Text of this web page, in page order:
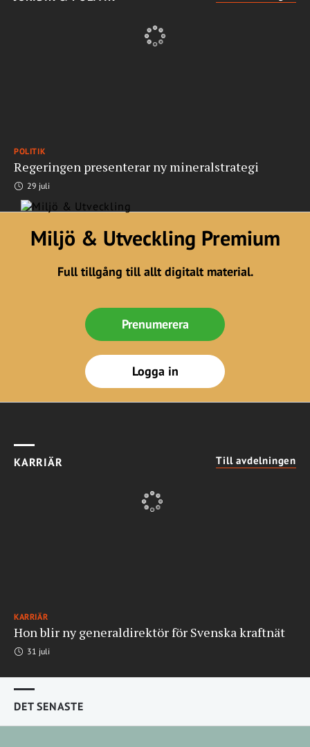
POLITIK
Regeringen presenterar ny mineralstrategi
29 juli
Miljö & Utveckling Premium
Full tillgång till allt digitalt material.
Prenumerera
Logga in
KARRIÄR Till avdelningen
KARRIÄR
Hon blir ny generaldirektör för Svenska kraftnät
31 juli
DET SENASTE